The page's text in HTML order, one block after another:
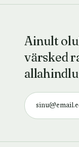
Ainult
värsked